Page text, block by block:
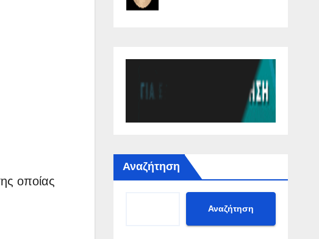
οποίας
Αναζήτηση
Αναζήτηση